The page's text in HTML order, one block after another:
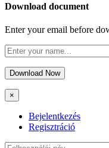
Download document
Enter your email before
Download Now
×
Bejelentkezés
Regisztráció